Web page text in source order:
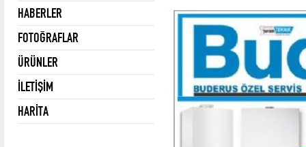
HABERLER
FOTOĞRAFLAR
ÜRÜNLER
İLETİŞİM
HARİTA